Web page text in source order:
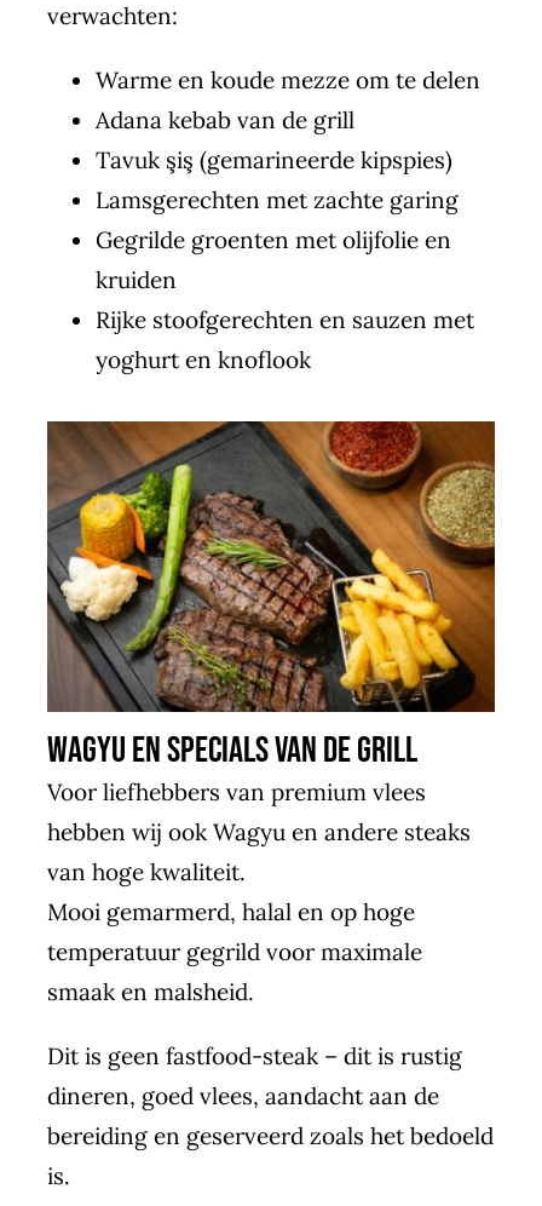
verwachten:
Warme en koude mezze om te delen
Adana kebab van de grill
Tavuk şiş (gemarineerde kipspies)
Lamsgerechten met zachte garing
Gegrilde groenten met olijfolie en
kruiden
Rijke stoofgerechten en sauzen met
yoghurt en knoflook
Wagyu en specials van de grill
Voor liefhebbers van premium vlees
hebben wij ook Wagyu en andere steaks
van hoge kwaliteit.
Mooi gemarmerd, halal en op hoge
temperatuur gegrild voor maximale
smaak en malsheid.
Dit is geen fastfood-steak – dit is rustig
dineren, goed vlees, aandacht aan de
bereiding en geserveerd zoals het bedoeld
is.